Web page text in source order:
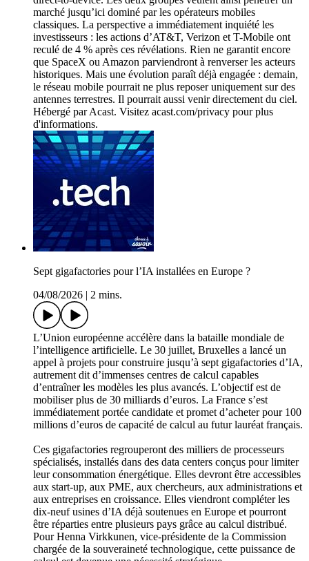
marché jusqu’ici dominé par les opérateurs mobiles
classiques. La perspective a immédiatement inquiété les
investisseurs : les actions d’AT&T, Verizon et T-Mobile ont
reculé de 4 % après ces révélations. Rien ne garantit encore
que SpaceX ou Amazon parviendront à renverser les acteurs
historiques. Mais une évolution paraît déjà engagée : demain,
le réseau mobile pourrait ne plus reposer uniquement sur des
antennes terrestres. Il pourrait aussi venir directement du ciel.
Hébergé par Acast. Visitez acast.com/privacy pour plus
d'informations.
Sept gigafactories pour l’IA installées en Europe ?
04/08/2026
2 mins.
L’Union européenne accélère dans la bataille mondiale de
l’intelligence artificielle. Le 30 juillet, Bruxelles a lancé un
appel à projets pour construire jusqu’à sept gigafactories d’IA,
autrement dit d’immenses centres de calcul capables
d’entraîner les modèles les plus avancés. L’objectif est de
mobiliser plus de 30 milliards d’euros. La France s’est
immédiatement portée candidate et promet d’acheter pour 100
millions d’euros de capacité de calcul au futur lauréat français.
Ces gigafactories regrouperont des milliers de processeurs
spécialisés, installés dans des data centers conçus pour limiter
leur consommation énergétique. Elles devront être accessibles
aux start-up, aux PME, aux chercheurs, aux administrations et
aux entreprises en croissance. Elles viendront compléter les
dix-neuf usines d’IA déjà soutenues en Europe et pourront
être réparties entre plusieurs pays grâce au calcul distribué.
Pour Henna Virkkunen, vice-présidente de la Commission
chargée de la souveraineté technologique, cette puissance de